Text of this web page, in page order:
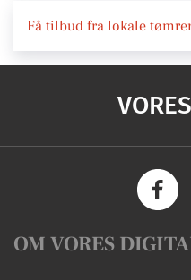
Få tilbud fra lokale
VORES
OM VORES